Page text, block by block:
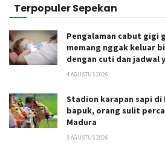
Terpopuler Sepekan
Pengalaman cabut gigi
memang nggak keluar
dengan cuti dan jadwal
4 AGUSTUS 2026
Stadion karapan sapi
bapuk, orang sulit
Madura
3 AGUSTUS 2026